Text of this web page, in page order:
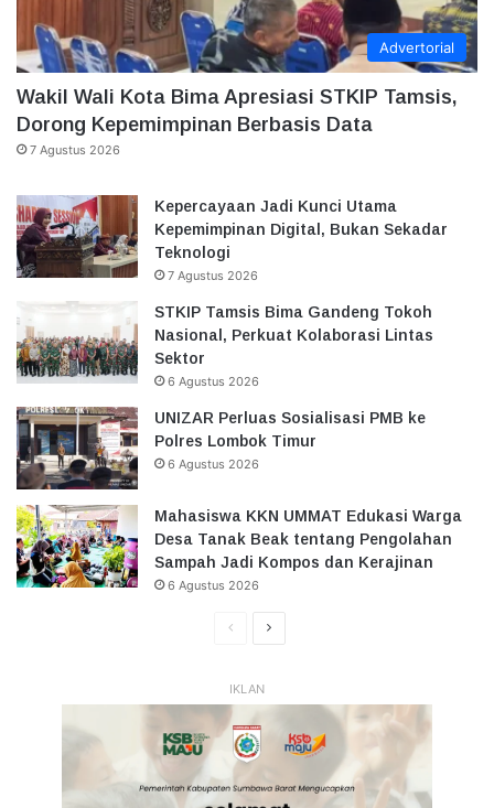
Advertorial
Wakil Wali Kota Bima Apresiasi STKIP Tamsis,
Dorong Kepemimpinan Berbasis Data
7 Agustus 2026
Kepercayaan Jadi Kunci Utama
Kepemimpinan Digital, Bukan Sekadar
Teknologi
7 Agustus 2026
STKIP Tamsis Bima Gandeng Tokoh
Nasional, Perkuat Kolaborasi Lintas
Sektor
6 Agustus 2026
UNIZAR Perluas Sosialisasi PMB ke
Polres Lombok Timur
6 Agustus 2026
Mahasiswa KKN UMMAT Edukasi Warga
Desa Tanak Beak tentang Pengolahan
Sampah Jadi Kompos dan Kerajinan
6 Agustus 2026
HalamanHalaman
IKLAN